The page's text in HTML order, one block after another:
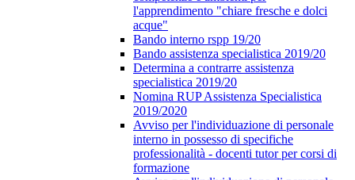
l'apprendimento "chiare fresche e dolci
acque"
Bando interno rspp 19/20
Bando assistenza specialistica 2019/20
Determina a contrarre assistenza
specialistica 2019/20
Nomina RUP Assistenza Specialistica
2019/2020
Avviso per l'individuazione di personale
interno in possesso di specifiche
professionalità - docenti tutor per corsi di
formazione